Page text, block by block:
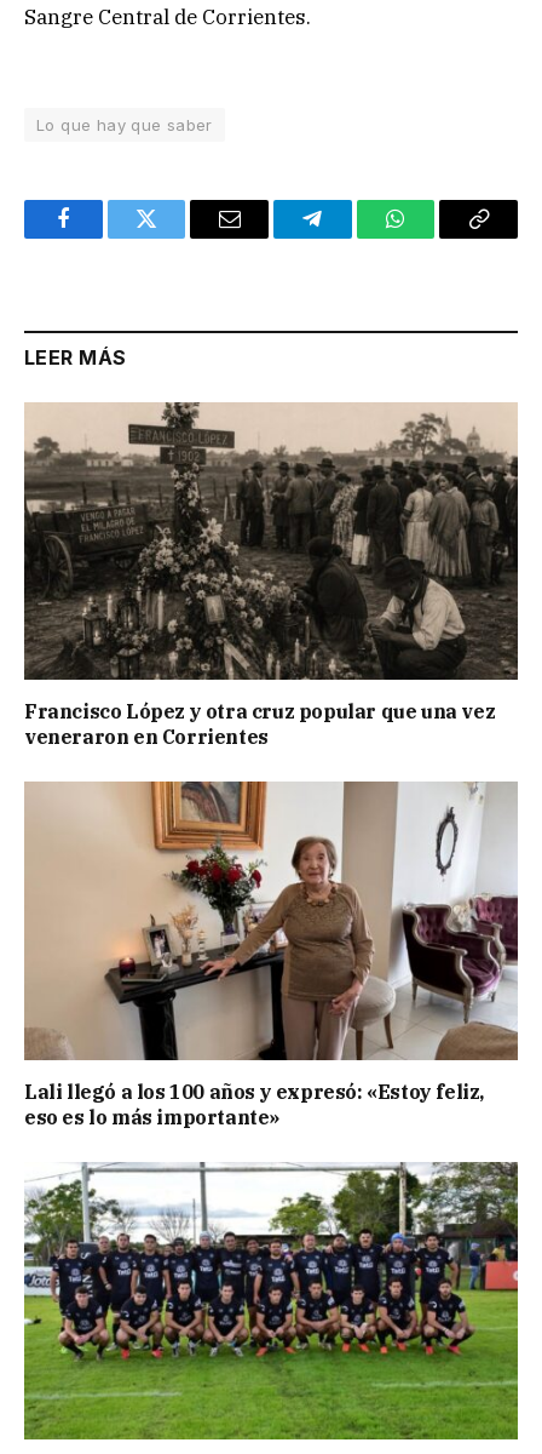
Sangre Central de Corrientes.
Lo que hay que saber
FacebookTwitter Email TelegramWhatsAppCopy
LEER MÁS
Francisco López y otra cruz popular que una vez
veneraron en Corrientes
Lali llegó a los 100 años y expresó: «Estoy feliz,
eso es lo más importante»